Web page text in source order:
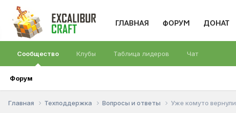
ГЛАВНАЯ ФОРУМ ДОНАТ
Сообщество
Форум
Клубы Таблица лидеров Чат
Главная Техподдержка Вопросы и ответы Уже комуто вернули